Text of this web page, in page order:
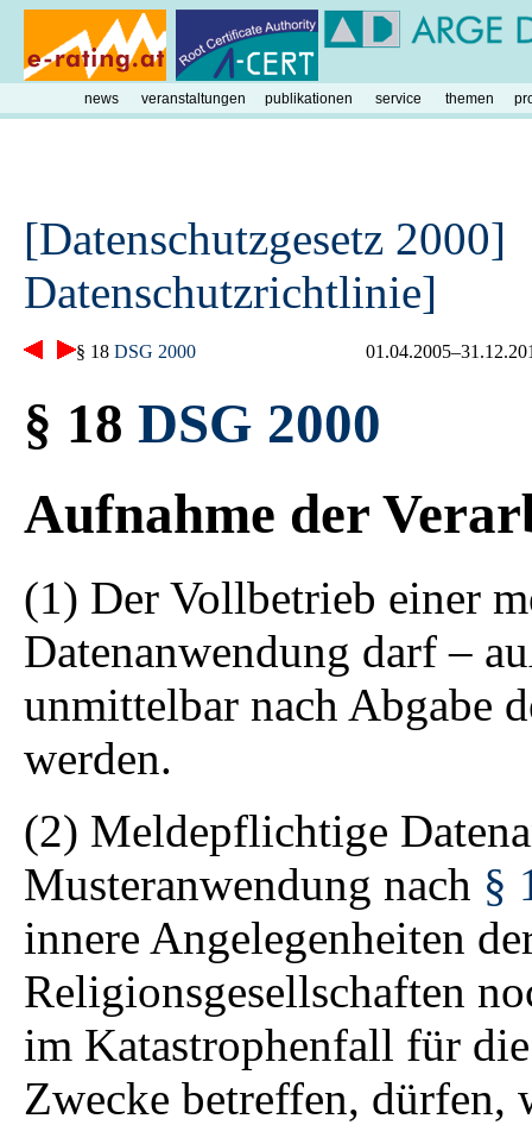
[Datenschutzgesetz 2000]
Datenschutzrichtlinie]
§ 18 DSG 2000
§ 18 DSG 2000
Aufnahme der
(1) Der Vollbetrieb einer
Datenanwendung darf –
unmittelbar nach Abgabe
werden.
(2) Meldepflichtige
Musteranwendung nach §
innere Angelegenheiten
Religionsgesellschaften
im Katastrophenfall für
Zwecke betreffen, dürfen,
news veranstaltungen publikationen service themen